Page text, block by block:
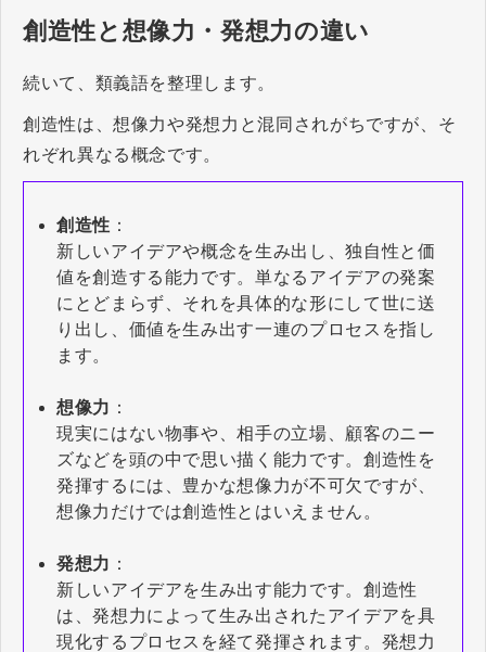
創造性と想像力・発想力の違い
続いて、類義語を整理します。
創造性は、想像力や発想力と混同されがちですが、そ
れぞれ異なる概念です。
創造性 ：
新しいアイデアや概念を生み出し、独自性と価
値を創造する能力です。単なるアイデアの発案
にとどまらず、それを具体的な形にして世に送
り出し、価値を生み出す一連のプロセスを指し
ます。
想像力 ：
現実にはない物事や、相手の立場、顧客のニー
ズなどを頭の中で思い描く能力です。創造性を
発揮するには、豊かな想像力が不可欠ですが、
想像力だけでは創造性とはいえません。
発想力 ：
新しいアイデアを生み出す能力です。創造性
は、発想力によって生み出されたアイデアを具
現化するプロセスを経て発揮されます。発想力